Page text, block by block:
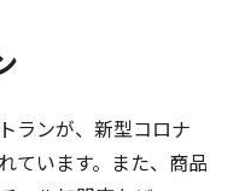
ランが、新型コロナ
ています。また、商品